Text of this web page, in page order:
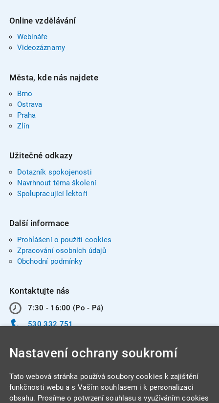
Online vzdělávání
Webináře
Videozáznamy
Města, kde nás najdete
Brno
Ostrava
Praha
Zlín
Užitečné odkazy
Dotazník spokojenosti
Navrhnout téma školení
Spolupracující lektoři
Další informace
Prohlášení o použití cookies
Zpracování osobních údajů
Obchodní podmínky
Kontaktujte nás
7:30 - 16:00 (Po - Pá)
530 332 751
Nastavení ochrany soukromí
Tato webová stránka používá soubory cookies k zajištění
funkčnosti webu a s Vaším souhlasem i k personalizaci
obsahu. Prosíme o potvrzení souhlasu s využíváním cookies